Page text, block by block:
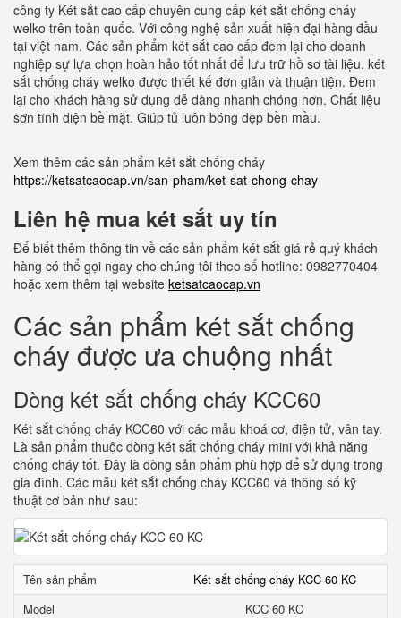
công ty Két sắt cao cấp chuyên cung cấp két sắt chống cháy
welko trên toàn quốc. Với công nghệ sản xuất hiện đại hàng đầu
tại việt nam. Các sản phẩm két sắt cao cấp đem lại cho doanh
nghiệp sự lựa chọn hoàn hảo tốt nhất để lưu trữ hồ sơ tài liệu. két
sắt chống cháy welko được thiết kế đơn giản và thuận tiện. Đem
lại cho khách hàng sử dụng dễ dàng nhanh chóng hơn. Chất liệu
sơn tĩnh điện bề mặt. Giúp tủ luôn bóng đẹp bền mầu.
Xem thêm các sản phẩm két sắt chống cháy
https://ketsatcaocap.vn/san-pham/ket-sat-chong-chay
Liên hệ mua két sắt uy tín
Để biết thêm thông tin về các sản phẩm két sắt giá rẻ quý khách
hàng có thể gọi ngay cho chúng tôi theo số hotline: 0982770404
hoặc xem thêm tại website ketsatcaocap.vn
Các sản phẩm két sắt chống
cháy được ưa chuộng nhất
Dòng két sắt chống cháy KCC60
Két sắt chống cháy KCC60 với các mẫu khoá cơ, điện tử, vân tay.
Là sản phẩm thuộc dòng két sắt chống cháy mini với khả năng
chống cháy tốt. Đây là dòng sản phẩm phù hợp để sử dụng trong
gia đình. Các mẫu két sắt chống cháy KCC60 và thông số kỹ
thuật cơ bản như sau:
Tên sản phẩm
Két sắt chống cháy KCC 60 KC
Model
KCC 60 KC